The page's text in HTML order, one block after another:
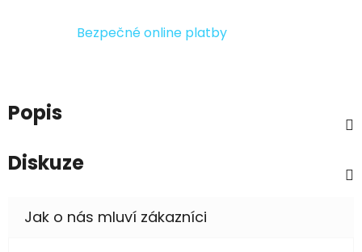
Bezpečné online platby
Popis
Diskuze